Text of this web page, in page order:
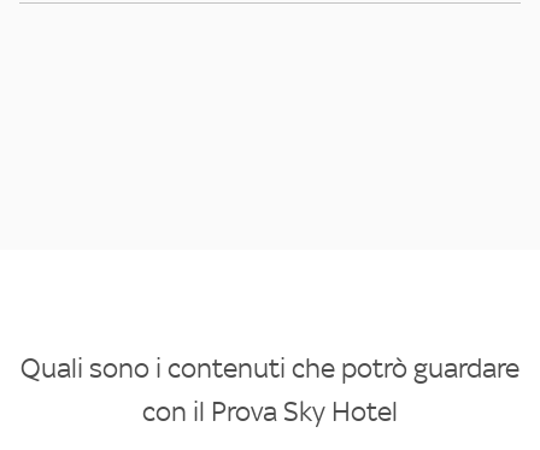
Quali sono i contenuti che potrò guardare
con il Prova Sky Hotel